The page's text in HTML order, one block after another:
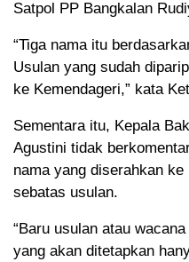
Satpol PP Bangkalan
“Tiga nama itu
Usulan yang sudah
ke Kemendageri,” kata
Sementara itu, Kepala
Agustini tidak
nama yang diserahkan
sebatas usulan.
“Baru usulan atau
yang akan ditetapkan